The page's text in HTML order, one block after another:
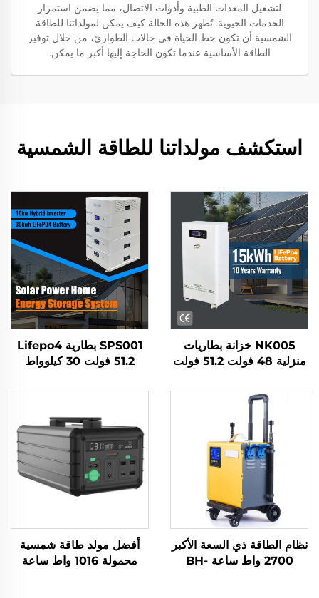
لتشغيل المعدات الطبية وأدوات الاتصال، مما يضمن استمرار
الخدمات الحيوية. تُظهر هذه الحالة كيف يمكن لمولداتنا للطاقة
الشمسية أن تكون خط الحياة في حالات الطوارئ، من خلال توفير
الطاقة الأساسية عندما تكون الحاجة إليها أكبر ما يمكن.
استكشف مولداتنا للطاقة الشمسية
NK005 خزانة بطاريات
منزلية 48 فولت 51.2 فولت
ساعة بطارية ليثيوم حديد
الطاقة الشمسية المستقل مع
نظام إدارة البطارية (BMS)
SPS001 بطارية Lifepo4
51.2 فولت 30 كيلوواط
نظام تخزين الطاقة الشمسية
نظام الطاقة ذي السعة الأكبر
2700 واط ساعة BH-
أفضل مولد طاقة شمسية
محمولة 1016 واط ساعة